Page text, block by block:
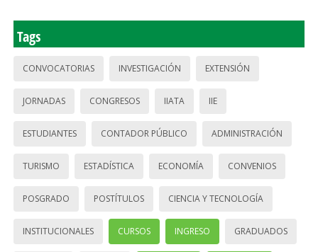
Tags
CONVOCATORIAS INVESTIGACIÓN EXTENSIÓN
JORNADAS CONGRESOS IIATA IIE
ESTUDIANTES CONTADOR PÚBLICO ADMINISTRACIÓN
TURISMO ESTADÍSTICA ECONOMÍA CONVENIOS
POSGRADO POSTÍTULOS CIENCIA Y TECNOLOGÍA
INSTITUCIONALES CURSOS INGRESO GRADUADOS